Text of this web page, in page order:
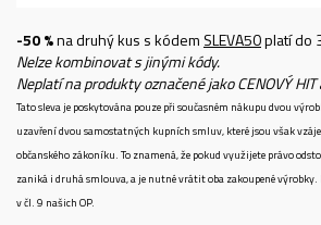
-50 %na druhý kus s kódem SLEVA50platí do
Nelze kombinovat s jinými kódy.
Neplatí na produkty označené jako CENOVÝ HIT
Tato sleva je poskytována pouze při současném nákupu dvou
uzavření dvou samostatných kupních smluv, které jsou však
občanského zákoníku. To znamená, že pokud využijete právo
zaniká i druhá smlouva, a je nutné vrátit oba zakoupené výrobky.
v čl. 9 našich OP.